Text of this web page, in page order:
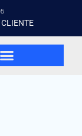
CLIENTE